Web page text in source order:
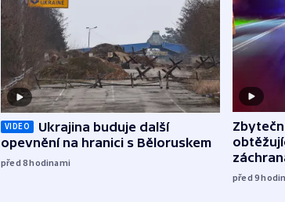
VIDEO
Ukrajina buduje další
opevnění na hranici s Běloruskem
před 8hodinami
před 9